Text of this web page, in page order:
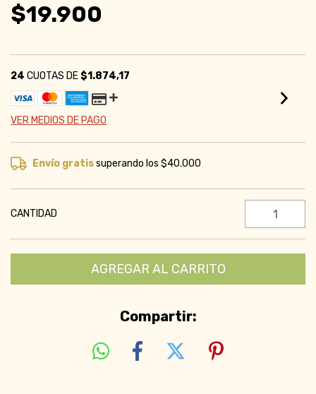
$19.900
24 CUOTAS DE$1.874,17
VER MEDIOS DE PAGO
Envío gratissuperando los$40.000
CANTIDAD
Compartir: